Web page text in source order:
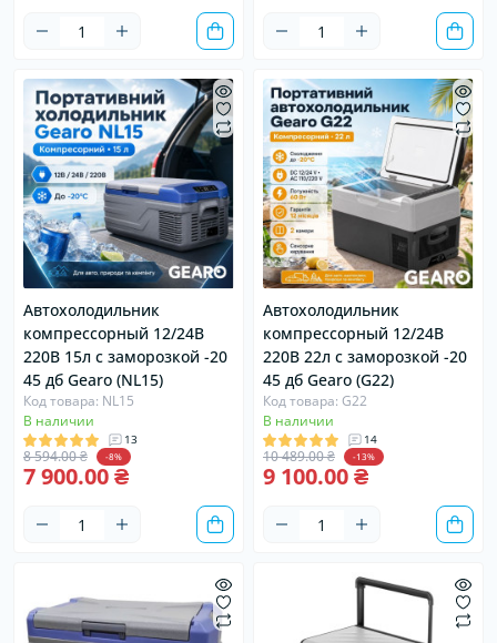
Автохолодильник
компрессорный 12/24В
220В 15л с заморозкой -20
45 дб Gearo (NL15)
Код товара: NL15
В наличии
13
8 594.00 ₴ -8%
7 900.00 ₴
Автохолодильник
компрессорный 12/24В
220В 22л с заморозкой -20
45 дб Gearo (G22)
Код товара: G22
В наличии
14
10 489.00 ₴ -13%
9 100.00 ₴